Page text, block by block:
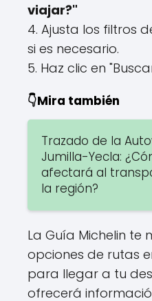
viajar?"
4. Ajusta los filtros
si es necesario.
5. Haz clic en
👇Mira también
Trazado de la
Jumilla-Yecla:
afectará al
la región?
La Guía Michelin te
opciones de rutas
para llegar a tu
ofrecerá